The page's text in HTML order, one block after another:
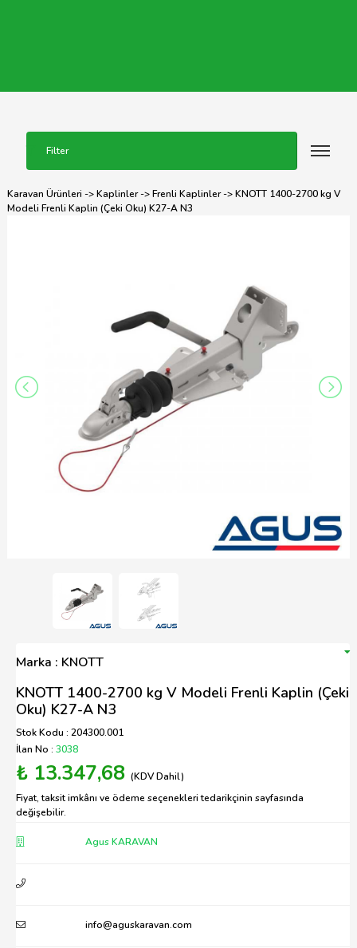
Filter
Karavan Ürünleri ->Kaplinler->Frenli Kaplinler-> KNOTT 1400-2700 kg V
Modeli Frenli Kaplin (Çeki Oku) K27-A N3
Marka : KNOTT
KNOTT 1400-2700 kg V Modeli Frenli Kaplin (Çeki
Oku) K27-A N3
Stok Kodu : 204300.001
İlan No : 3038
₺ 13.347,68 (KDV Dahil)
Fiyat, taksit imkânı ve ödeme seçenekleri tedarikçinin sayfasında
değişebilir.
Agus KARAVAN
info@aguskaravan.com